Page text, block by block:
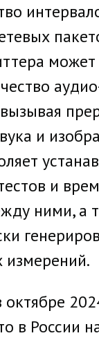
может
и
и
ними, а
в России